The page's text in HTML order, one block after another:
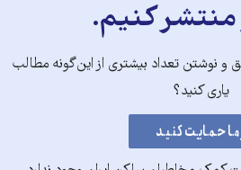
کنیم.
و نوشتن تعداد بیشتری از این‌گونه مطالب
یاری کنید؟